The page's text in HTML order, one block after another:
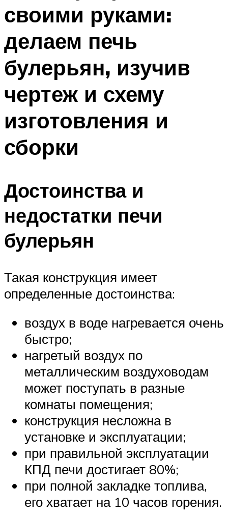
Меню
своими руками:
делаем печь
булерьян, изучив
чертеж и схему
изготовления и
сборки
Достоинства и
недостатки печи
булерьян
Такая конструкция имеет
определенные достоинства:
воздух в воде нагревается очень
быстро;
нагретый воздух по
металлическим воздуховодам
может поступать в разные
комнаты помещения;
конструкция несложна в
установке и эксплуатации;
при правильной эксплуатации
КПД печи достигает 80%;
при полной закладке топлива,
его хватает на 10 часов горения.